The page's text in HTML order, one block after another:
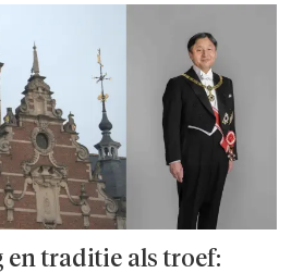
traditie als troef: